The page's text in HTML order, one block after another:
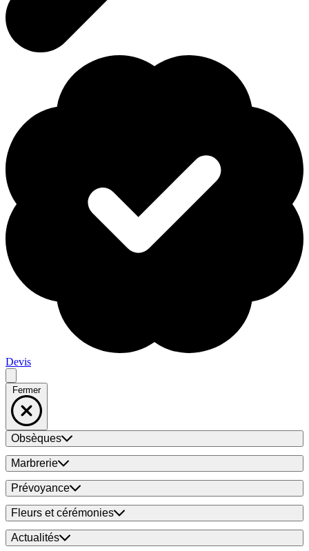
Devis
Fermer
Obsèques
Marbrerie
Prévoyance
Fleurs et cérémonies
Actualités